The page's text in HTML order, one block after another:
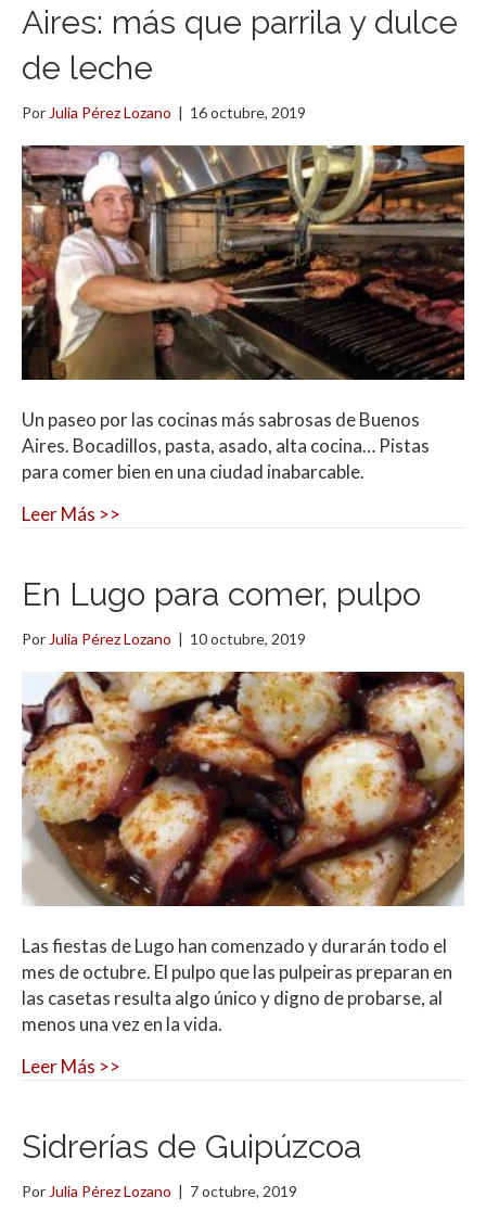
Aires: más que parrila y dulce
de leche
Por Julia Pérez Lozano | 16 octubre, 2019
Un paseo por las cocinas más sabrosas de Buenos
Aires. Bocadillos, pasta, asado, alta cocina… Pistas
para comer bien en una ciudad inabarcable.
Leer Más >>
En Lugo para comer, pulpo
Por Julia Pérez Lozano | 10 octubre, 2019
Las fiestas de Lugo han comenzado y durarán todo el
mes de octubre. El pulpo que las pulpeiras preparan en
las casetas resulta algo único y digno de probarse, al
menos una vez en la vida.
Leer Más >>
Sidrerías de Guipúzcoa
Por Julia Pérez Lozano | 7 octubre, 2019